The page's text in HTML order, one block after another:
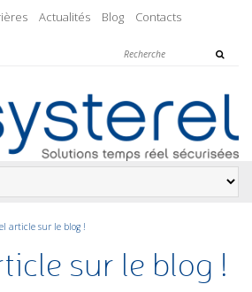
Actualités Blog Contacts
article sur le blog !
sur le blog !